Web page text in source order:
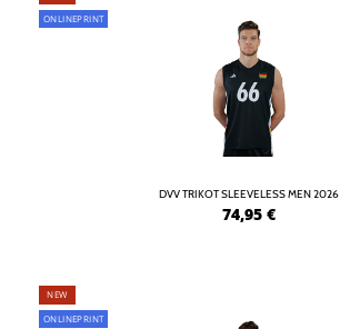
ONLINEPRINT
DVV TRIKOT SLEEVELESS MEN 2026
74,95 €
NEW
ONLINEPRINT